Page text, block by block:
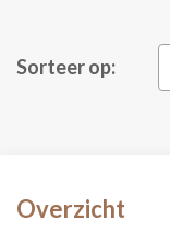
Sorteer op:
Overzicht